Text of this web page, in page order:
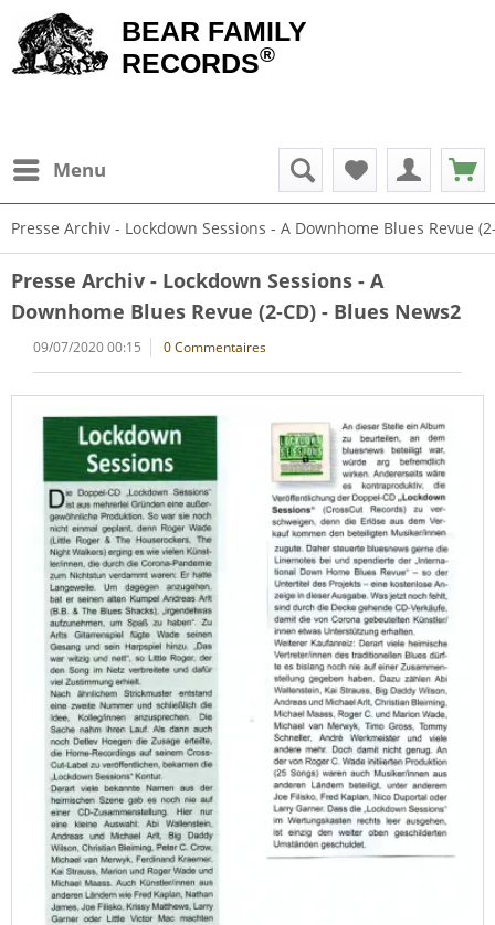
BEAR FAMILY
RECORDS®
Menu
Presse Archiv - Lockdown Sessions - A Downhome Blues Revue
Presse Archiv - Lockdown Sessions - A
Downhome Blues Revue (2-CD) - Blues News2
09/07/2020 00:15 0 Commentaires